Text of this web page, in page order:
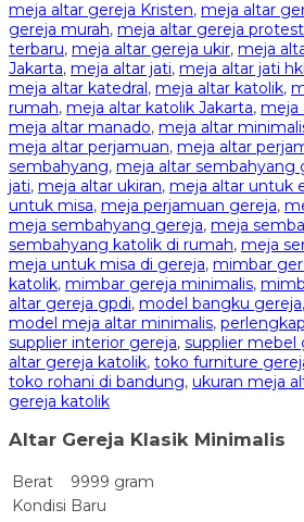
meja altar gereja Kristen, meja altar
gereja murah, meja altar gereja
terbaru, meja altar gereja ukir, meja
Jakarta, meja altar jati, meja altar jati
meja altar katedral, meja altar katolik,
rumah, meja altar katolik Jakarta, meja
meja altar manado, meja altar
meja altar perjamuan, meja altar
sembahyang, meja altar sembahyang
jati, meja altar ukiran, meja altar untuk
untuk misa, meja perjamuan gereja,
meja sembahyang gereja, meja
sembahyang katolik di rumah, meja
meja untuk misa di gereja, mimbar
katolik, mimbar gereja minimalis,
altar gereja gpdi, model bangku gereja,
model meja altar minimalis,
supplier interior gereja, supplier mebel
altar gereja katolik, toko furniture
toko rohani di bandung, ukuran meja
gereja katolik
Altar Gereja Klasik Minimalis
Berat
9999 gram
Kondisi Baru